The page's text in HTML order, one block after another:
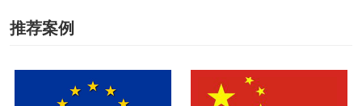
推荐案例